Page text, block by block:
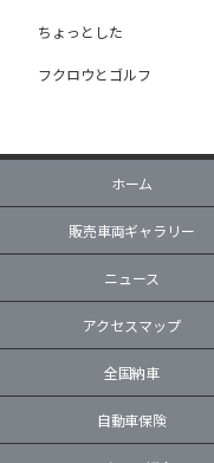
ちょっとした
フクロウとゴルフ
ホーム
販売車両ギャラリー
ニュース
アクセスマップ
全国納車
自動車保険